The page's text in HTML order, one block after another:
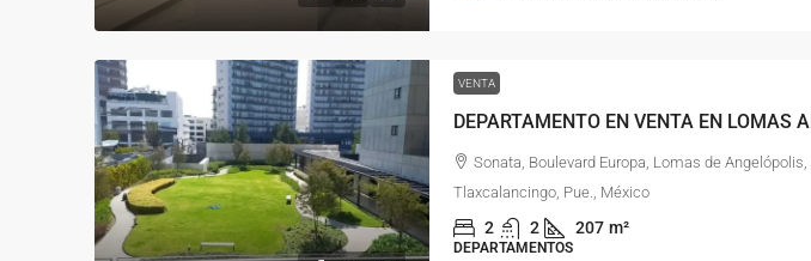
VENTA
Sonata, Boulevard Europa, Lomas de
Tlaxcalancingo, Pue., México
2 2 207 m²
DEPARTAMENTOS